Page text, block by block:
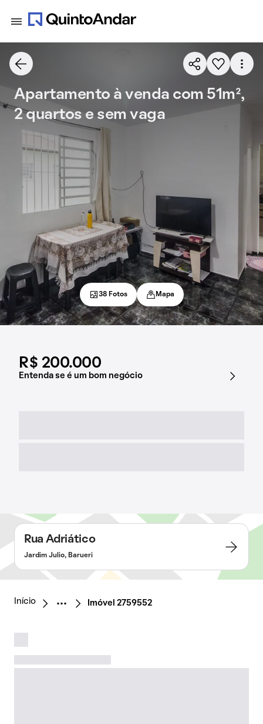
R$ 200.000
Entenda se é um bom negócio
Apartamento à venda com 51m²,
2 quartos e sem vaga
38 Fotos Mapa
Rua Adriático
Jardim Julio, Barueri
Início Imóvel 2759552